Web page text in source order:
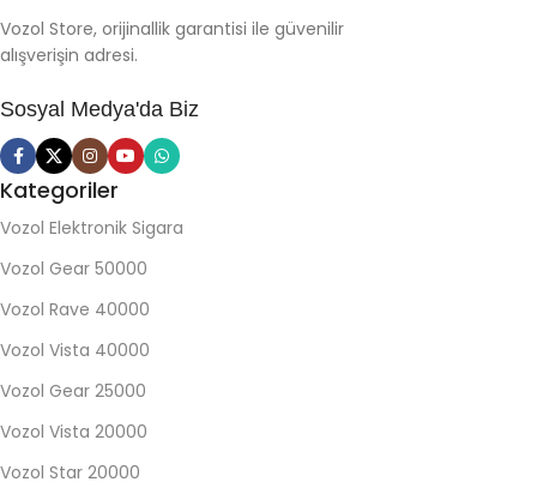
Vozol Store, orijinallik garantisi ile güvenilir
alışverişin adresi.
Sosyal Medya'da Biz
Kategoriler
Vozol Elektronik Sigara
Vozol Gear 50000
Vozol Rave 40000
Vozol Vista 40000
Vozol Gear 25000
Vozol Vista 20000
Vozol Star 20000